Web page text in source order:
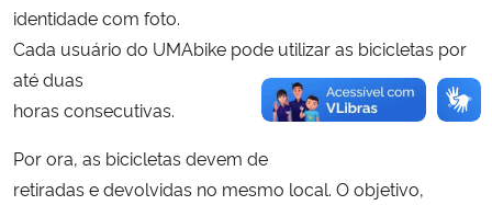
identidade com foto.
Cada usuário do UMAbike pode utilizar as bicicletas por
até duas
horas consecutivas.
Por ora, as bicicletas devem de
retiradas e devolvidas no mesmo local. O objetivo,